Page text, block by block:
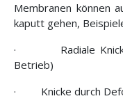
Membranen können
kaputt gehen,
· Radiale
Betrieb)
· Knicke durch